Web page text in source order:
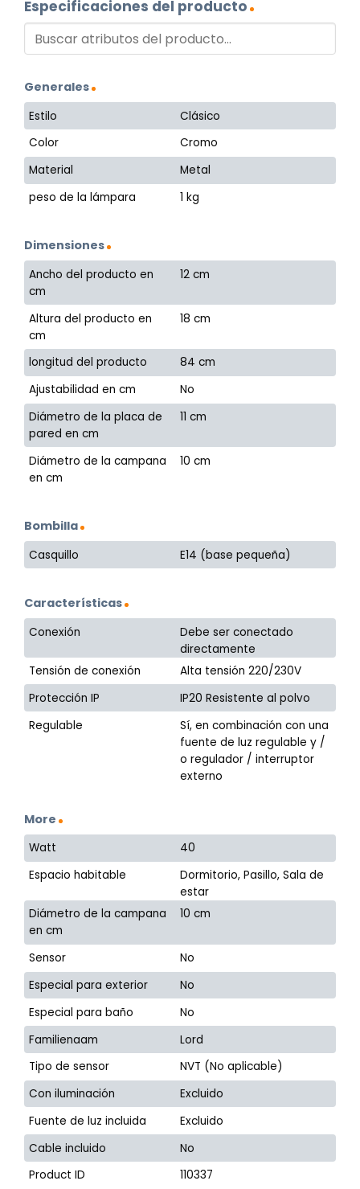
Especificaciones del producto
Generales
Estilo
Clásico
Color
Cromo
Material
Metal
peso de la lámpara
1 kg
Dimensiones
Ancho del producto en
cm
12 cm
Altura del producto en
cm
18 cm
longitud del producto
84 cm
Ajustabilidad en cm
No
Diámetro de la placa de
pared en cm
11 cm
Diámetro de la campana
en cm
10 cm
Bombilla
Casquillo E14 (base pequeña)
Características
Conexión
Debe ser conectado
directamente
Tensión de conexión
Alta tensión 220/230V
Protección IP
IP20 Resistente al polvo
Regulable
Sí, en combinación con una
fuente de luz regulable y /
o regulador / interruptor
externo
More
Watt
40
Espacio habitable
Dormitorio, Pasillo, Sala de
estar
Diámetro de la campana
en cm
10 cm
Sensor
No
Especial para exterior
No
Especial para baño
No
Familienaam
Lord
Tipo de sensor
NVT (No aplicable)
Con iluminación
Excluido
Fuente de luz incluida
Excluido
Cable incluido
No
Product ID
110337